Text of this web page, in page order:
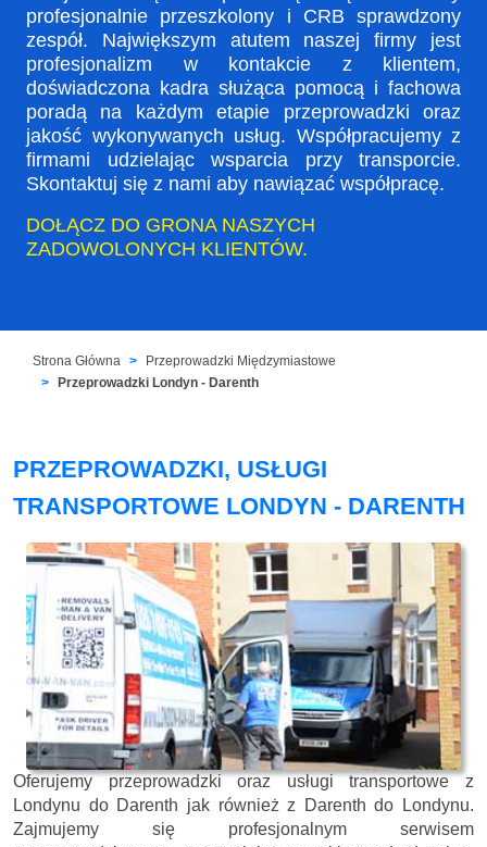
profesjonalnie przeszkolony i CRB sprawdzony
zespół. Największym atutem naszej firmy jest
profesjonalizm w kontakcie z klientem,
doświadczona kadra służąca pomocą i fachowa
poradą na każdym etapie przeprowadzki oraz
jakość wykonywanych usług. Współpracujemy z
firmami udzielając wsparcia przy transporcie.
Skontaktuj się z nami aby nawiązać współpracę.
DOŁĄCZ DO GRONA NASZYCH
ZADOWOLONYCH KLIENTÓW.
Strona Główna
Przeprowadzki Międzymiastowe
Przeprowadzki Londyn - Darenth
PRZEPROWADZKI, USŁUGI
TRANSPORTOWE LONDYN - DARENTH
Oferujemy przeprowadzki oraz usługi transportowe z
Londynu do Darenth jak również z Darenth do Londynu.
Zajmujemy się profesjonalnym serwisem